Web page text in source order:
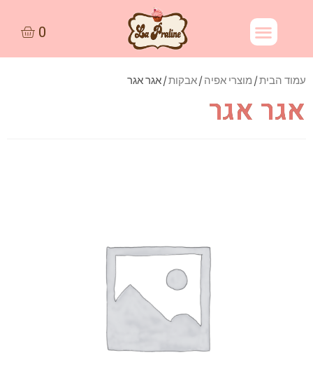
עמוד הבית/ מוצרי אפיה/אבקות/ אגר אגר
אגר אגר